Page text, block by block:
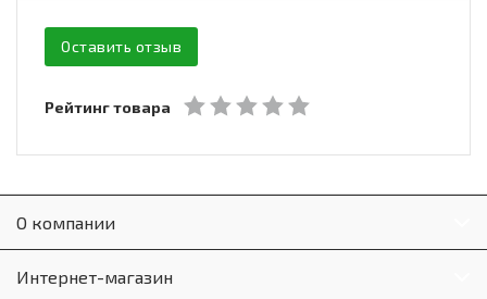
Оставить отзыв
Рейтинг товара
О компании
Интернет-магазин